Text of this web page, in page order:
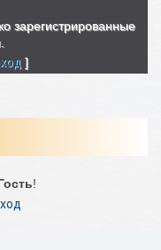
зарегистрированные
]
!